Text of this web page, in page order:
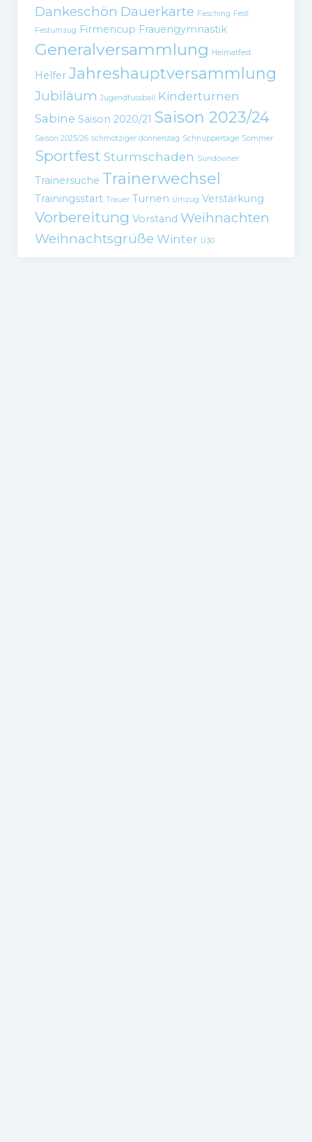
Dankeschön Dauerkarte Fasching Fest
Festumzug Firmencup Frauengymnastik
Generalversammlung Heimatfest
Helfer Jahreshauptversammlung
Jubiläum Jugendfussball
Kinderturnen
Sabine Saison 2020/21 Saison 2023/24
Saison 2025/26 schmotziger donnerstag Schnuppertage Sommer
Sportfest Sturmschaden Sundowner
Trainersuche Trainerwechsel
Trainingsstart Trauer Turnen Umzug Verstärkung
Vorbereitung Vorstand Weihnachten
Weihnachtsgrüße Winter Ü30